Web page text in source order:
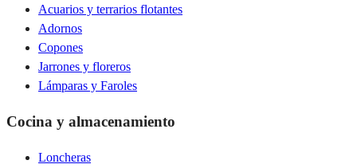
Acuarios y terrarios flotantes
Adornos
Copones
Jarrones y floreros
Lámparas y Faroles
Cocina y almacenamiento
Loncheras